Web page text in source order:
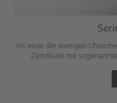
Als einer der wenigen
Zertifikate mit